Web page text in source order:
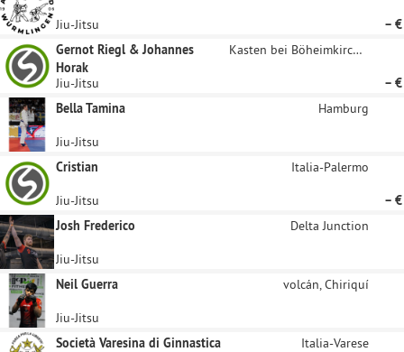
Jiu-Jitsu
– €
Gernot Riegl & Johannes
Horak
Kasten bei Böheimkirchen
Jiu-Jitsu
– €
Bella Tamina
Hamburg
Jiu-Jitsu
Cristian
Italia-Palermo
Jiu-Jitsu
– €
Josh Frederico
Delta Junction
Jiu-Jitsu
Neil Guerra
volcán, Chiriquí
Jiu-Jitsu
Società Varesina di Ginnastica
Italia-Varese